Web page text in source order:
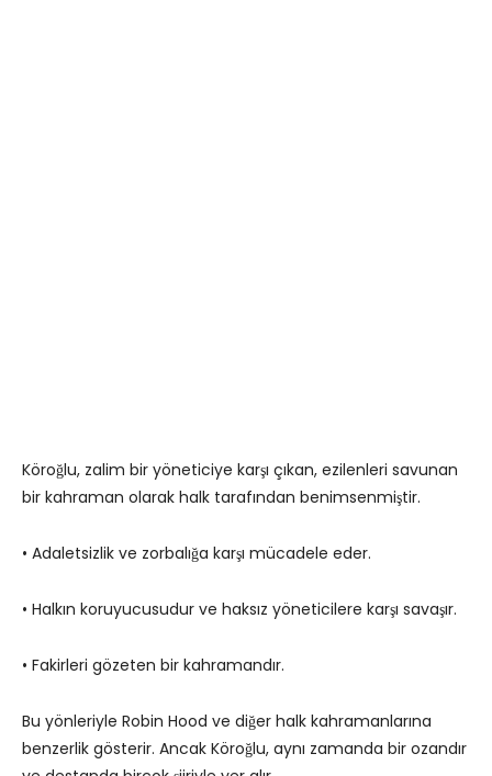
Köroğlu, zalim bir yöneticiye karşı çıkan, ezilenleri savunan
bir kahraman olarak halk tarafından benimsenmiştir.
• Adaletsizlik ve zorbalığa karşı mücadele eder.
• Halkın koruyucusudur ve haksız yöneticilere karşı savaşır.
• Fakirleri gözeten bir kahramandır.
Bu yönleriyle Robin Hood ve diğer halk kahramanlarına
benzerlik gösterir. Ancak Köroğlu, aynı zamanda bir ozandır